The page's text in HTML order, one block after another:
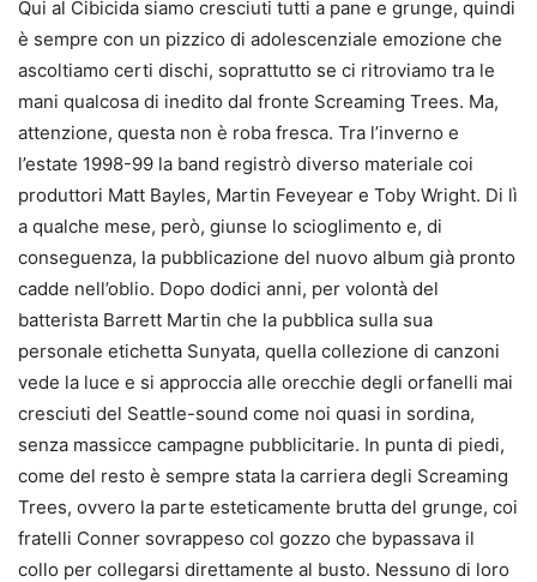
Qui al Cibicida siamo cresciuti tutti a pane e grunge, quindi
è sempre con un pizzico di adolescenziale emozione che
ascoltiamo certi dischi, soprattutto se ci ritroviamo tra le
mani qualcosa di inedito dal fronte Screaming Trees. Ma,
attenzione, questa non è roba fresca. Tra l’inverno e
l’estate 1998-99 la band registrò diverso materiale coi
produttori Matt Bayles, Martin Feveyear e Toby Wright. Di lì
a qualche mese, però, giunse lo scioglimento e, di
conseguenza, la pubblicazione del nuovo album già pronto
cadde nell’oblio. Dopo dodici anni, per volontà del
batterista Barrett Martin che la pubblica sulla sua
personale etichetta Sunyata, quella collezione di canzoni
vede la luce e si approccia alle orecchie degli orfanelli mai
cresciuti del Seattle-sound come noi quasi in sordina,
senza massicce campagne pubblicitarie. In punta di piedi,
come del resto è sempre stata la carriera degli Screaming
Trees, ovvero la parte esteticamente brutta del grunge, coi
fratelli Conner sovrappeso col gozzo che bypassava il
collo per collegarsi direttamente al busto. Nessuno di loro